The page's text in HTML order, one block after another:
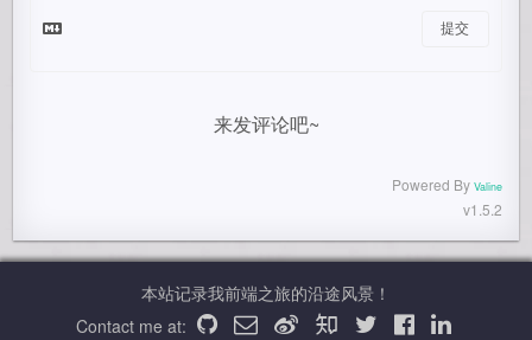
提交
来发评论吧~
Powered By Valine
v1.5.2
本站记录我前端之旅的沿途风景！
Contact me at: